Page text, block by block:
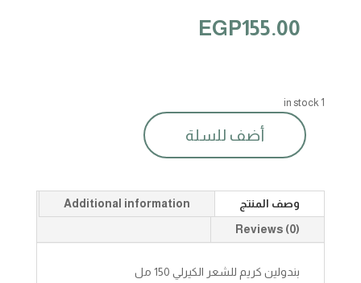
EGP155.00
1 in stock
بندولين
كريم
كيرلي150مل
quantity
أضف للسلة
وصف المنتج
Additional information
Reviews (0)
بندولين كريم للشعر الكيرلي 150 مل